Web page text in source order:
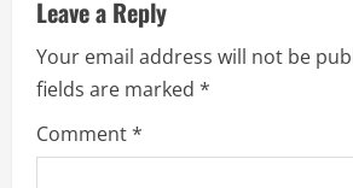
u
e
R
Leave a Reply
Your email address will not be
fields are marked *
Comment*